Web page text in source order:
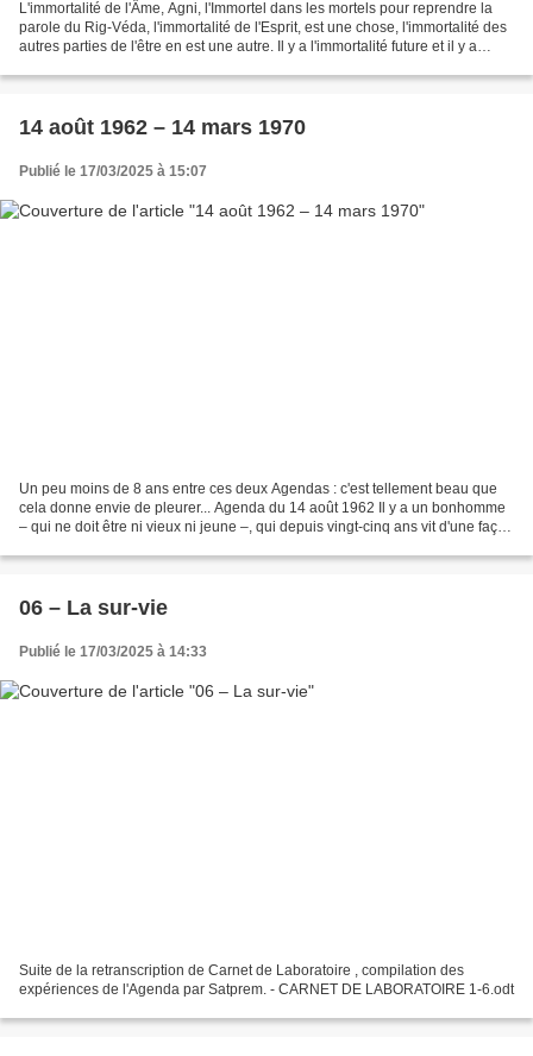
L'immortalité de l'Âme, Agni, l'Immortel dans les mortels pour reprendre la
parole du Rig-Véda, l'immortalité de l'Esprit, est une chose, l'immortalité des
autres parties de l'être en est une autre. Il y a l'immortalité future et il y a
14 août 1962 – 14 mars 1970
Publié le 17/03/2025 à 15:07
Un peu moins de 8 ans entre ces deux Agendas : c'est tellement beau que
cela donne envie de pleurer... Agenda du 14 août 1962 Il y a un bonhomme
– qui ne doit être ni vieux ni jeune –, qui depuis vingt-cinq ans vit d'une façon
06 – La sur-vie
Publié le 17/03/2025 à 14:33
Suite de la retranscription de Carnet de Laboratoire , compilation des
expériences de l'Agenda par Satprem. - CARNET DE LABORATOIRE 1-6.odt